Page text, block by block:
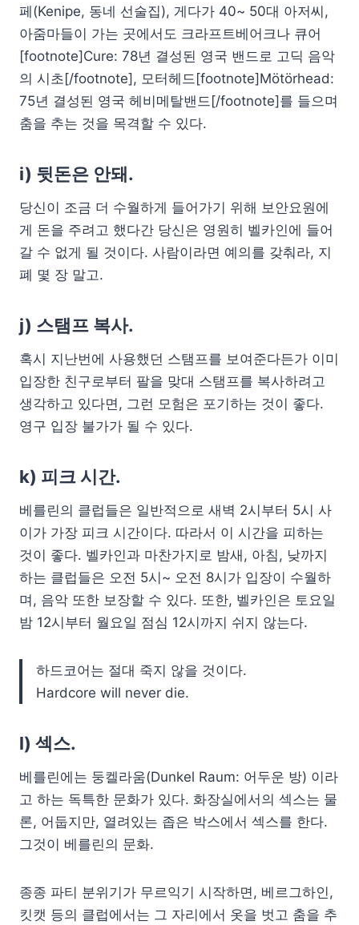
페(Kenipe, 동네 선술집), 게다가 40~ 50대 아저씨,
아줌마들이 가는 곳에서도 크라프트베어크나 큐어
[footnote]Cure: 78년 결성된 영국 밴드로 고딕 음악
의 시초[/footnote], 모터헤드[footnote]Mötörhead:
75년 결성된 영국 헤비메탈밴드[/footnote]를 들으며
춤을 추는 것을 목격할 수 있다.
i) 뒷돈은 안돼.
당신이 조금 더 수월하게 들어가기 위해 보안요원에
게 돈을 주려고 했다간 당신은 영원히 벨카인에 들어
갈 수 없게 될 것이다. 사람이라면 예의를 갖춰라, 지
폐 몇 장 말고.
j) 스탬프 복사.
혹시 지난번에 사용했던 스탬프를 보여준다든가 이미
입장한 친구로부터 팔을 맞대 스탬프를 복사하려고
생각하고 있다면, 그런 모험은 포기하는 것이 좋다.
영구 입장 불가가 될 수 있다.
k) 피크 시간.
베를린의 클럽들은 일반적으로 새벽 2시부터 5시 사
이가 가장 피크 시간이다. 따라서 이 시간을 피하는
것이 좋다. 벨카인과 마찬가지로 밤새, 아침, 낮까지
하는 클럽들은 오전 5시~ 오전 8시가 입장이 수월하
며, 음악 또한 보장할 수 있다. 또한, 벨카인은 토요일
밤 12시부터 월요일 점심 12시까지 쉬지 않는다.
하드코어는 절대 죽지 않을 것이다.
Hardcore will never die.
l) 섹스.
베를린에는 둥켈라움(Dunkel Raum: 어두운 방) 이라
고 하는 독특한 문화가 있다. 화장실에서의 섹스는 물
론, 어둡지만, 열려있는 좁은 박스에서 섹스를 한다.
그것이 베를린의 문화.
종종 파티 분위기가 무르익기 시작하면, 베르그하인,
킷캣 등의 클럽에서는 그 자리에서 옷을 벗고 춤을 추